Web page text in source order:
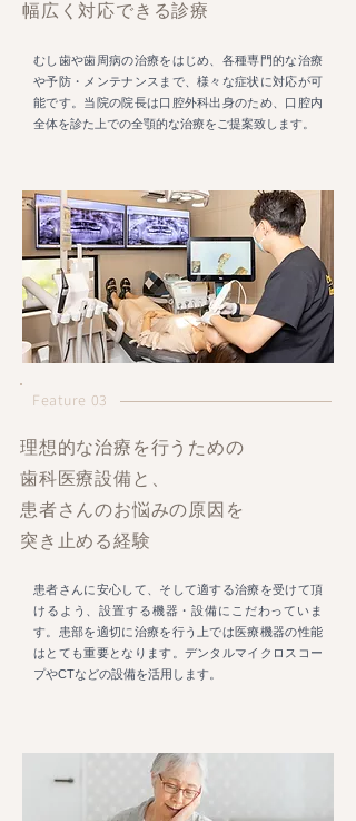
幅広く対応できる診療
むし歯や歯周病の治療をはじめ、各種専門的な治療
や予防・メンテナンスまで、様々な症状に対応が可
能です。当院の院長は口腔外科出身のため、口腔内
全体を診た上での全顎的な治療をご提案致します。
理想的な治療を行うための
歯科医療設備と、
患者さんのお悩みの原因を
突き止める経験
Feature 03
患者さんに安心して、そして適する治療を受けて頂
けるよう、設置する機器・設備にこだわっていま
す。患部を適切に治療を行う上では医療機器の性能
はとても重要となります。デンタルマイクロスコー
プやCTなどの設備を活用します。